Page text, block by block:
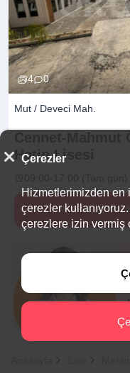
4 0
Mut / Deveci Mah.
HatipLisesi
Çerezler
Hizmetlerimizden
çerezler kullanıyoruz.
çerezlere izin vermiş